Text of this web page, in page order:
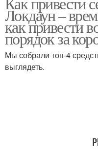
Локдаун –
как привести
порядок за
Мы собрали топ-4
выглядеть.